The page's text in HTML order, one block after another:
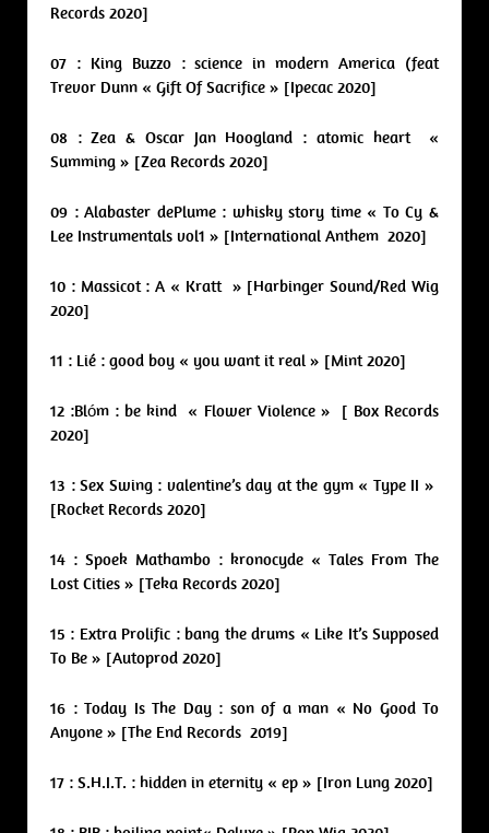
Records 2020]
07 : King Buzzo : science in modern America (feat
Trevor Dunn « Gift Of Sacrifice » [Ipecac 2020]
08 : Zea & Oscar Jan Hoogland : atomic heart «
Summing » [Zea Records 2020]
09 : Alabaster dePlume : whisky story time « To Cy &
Lee Instrumentals vol1 » [International Anthem 2020]
10 : Massicot : A « Kratt » [Harbinger Sound/Red Wig
2020]
11 : Lié : good boy « you want it real » [Mint 2020]
12 :Blóm : be kind « Flower Violence » [ Box Records
2020]
13 : Sex Swing : valentine’s day at the gym « Type II »
[Rocket Records 2020]
14 : Spoek Mathambo : kronocyde « Tales From The
Lost Cities » [Teka Records 2020]
15 : Extra Prolific : bang the drums « Like It’s Supposed
To Be » [Autoprod 2020]
16 : Today Is The Day : son of a man « No Good To
Anyone » [The End Records 2019]
17 : S.H.I.T. : hidden in eternity « ep » [Iron Lung 2020]